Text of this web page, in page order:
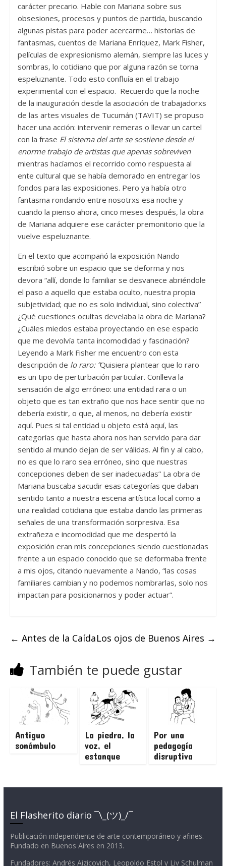
carácter precario. Hable con Mariana sobre sus
obsesiones, procesos y puntos de partida, buscando
algunas pistas para poder acercarme… historias de
fantasmas, cuentos de Mariana Enríquez, Mark Fisher,
películas de expresionismo alemán, siempre las luces y
sombras, lo cotidiano que por alguna razón se torna
espeluznante. Todo esto confluía en el trabajo
experimental con el espacio. Recuerdo que la noche
de la inauguración desde la asociación de trabajadorxs
de las artes visuales de Tucumán (TAVIT) se propuso
hacer una acción: intervenir remeras o llevar un cartel
con la frase El sistema del arte se sostiene desde el
enorme trabajo de artistas que apenas sobreviven
mientras hacíamos el recorrido como respuesta al
ente cultural que se había demorado en entregar los
fondos para las exposiciones. Pero ya había otro
fantasma rondando entre nosotrxs esa noche y
cuando la pienso ahora, cinco meses después, la obra
de Mariana adquiere ese carácter premonitorio que la
vuelve espeluznante.
En el texto que acompañó la exposición Nando
escribió sobre un espacio que se deforma y nos
devora “allí, donde lo familiar se desvanece abriéndole
el paso a aquello que estaba oculto, nuestra propia
subjetividad; que no es solo individual, sino colectiva”
¿Qué cuestiones ocultas develaba la obra de Mariana?
¿Cuáles miedos estaba proyectando en ese espacio
que me devolvía tanta incomodidad y fascinación?
Leyendo a Mark Fisher me encuentro con esta
descripción de lo raro: “Quisiera plantear que lo raro
es un tipo de perturbación particular. Conlleva la
sensación de algo erróneo: una entidad rara o un
objeto que es tan extraño que nos hace sentir que no
debería existir, o que, al menos, no debería existir
aquí. Pues si tal entidad u objeto está aquí, las
categorías que hasta ahora nos han servido para dar
sentido al mundo dejan de ser válidas. Al fin y al cabo,
no es que lo raro sea erróneo, sino que nuestras
concepciones deben de ser inadecuadas” La obra de
Mariana buscaba sacudir esas categorías que daban
sentido tanto a nuestra escena artística local como a
una realidad cotidiana que estaba dando las primeras
señales de una transformación sorpresiva. Esa
extrañeza e incomodidad que me despertó la
exposición eran mis concepciones siendo cuestionadas
frente a un espacio conocido que se deformaba frente
a mis ojos, citando nuevamente a Nando, “las cosas
familiares cambian y no podemos nombrarlas, solo nos
impactan para posicionarnos y poder actuar”.
← Antes de la CaídaLos ojos de Buenos Aires →
También te puede gustar
Antiguo
sonámbulo
La piedra, la
voz, el
estanque
Por una
pedagogía
disruptiva
El Flasherito diario ¯\_(ツ)_/¯
Publicación independiente de arte contemporáneo y afines.
Fundado en Buenos Aires en 2013.
Fundadores: Andrés Aizicovich, Leopoldo Estol y Liv Schulman